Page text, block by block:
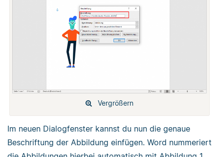
Vergrößern
Im neuen Dialogfenster kannst du nun die genaue
Beschriftung der Abbildung einfügen. Word nummeriert